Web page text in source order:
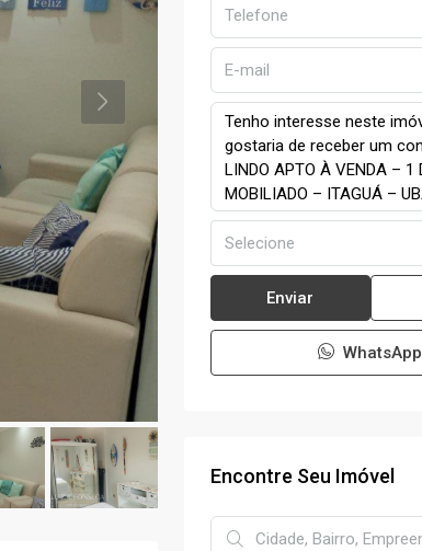
Selecione
Enviar
WhatsApp
Encontre Seu Imóvel